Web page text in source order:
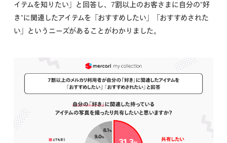
イテムを知りたい」と回答し、7割以上のお客さまに自分の”好
き”に関連したアイテムを「おすすめしたい」「おすすめされた
い」というニーズがあることがわかりました。